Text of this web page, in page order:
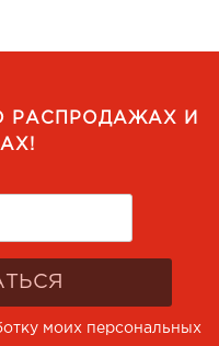
РАСПРОДАЖАХ И
моих персональных